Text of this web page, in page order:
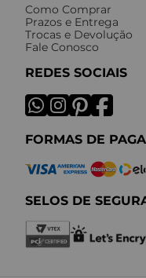
Como Comprar
Prazos e Entrega
Trocas e Devolução
Fale Conosco
REDES SOCIAIS
FORMAS DE
SELOS DE